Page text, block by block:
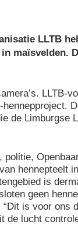
LLTB
maïsvelden.
LLTB-
de Limburgse
politie,
hennepteelt
is
geen
is voor ons
de lucht